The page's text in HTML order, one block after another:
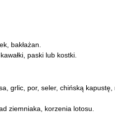
bakłażan.
paski lub kostki.
grlic, por, seler, chińską kapustę,
ziemniaka, korzenia lotosu.